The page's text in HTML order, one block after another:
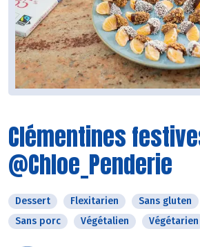
Clémentines
@Chloe_Penderie
Dessert Flexitarien Sans gluten
Sans porc
Végétalien Végétarien